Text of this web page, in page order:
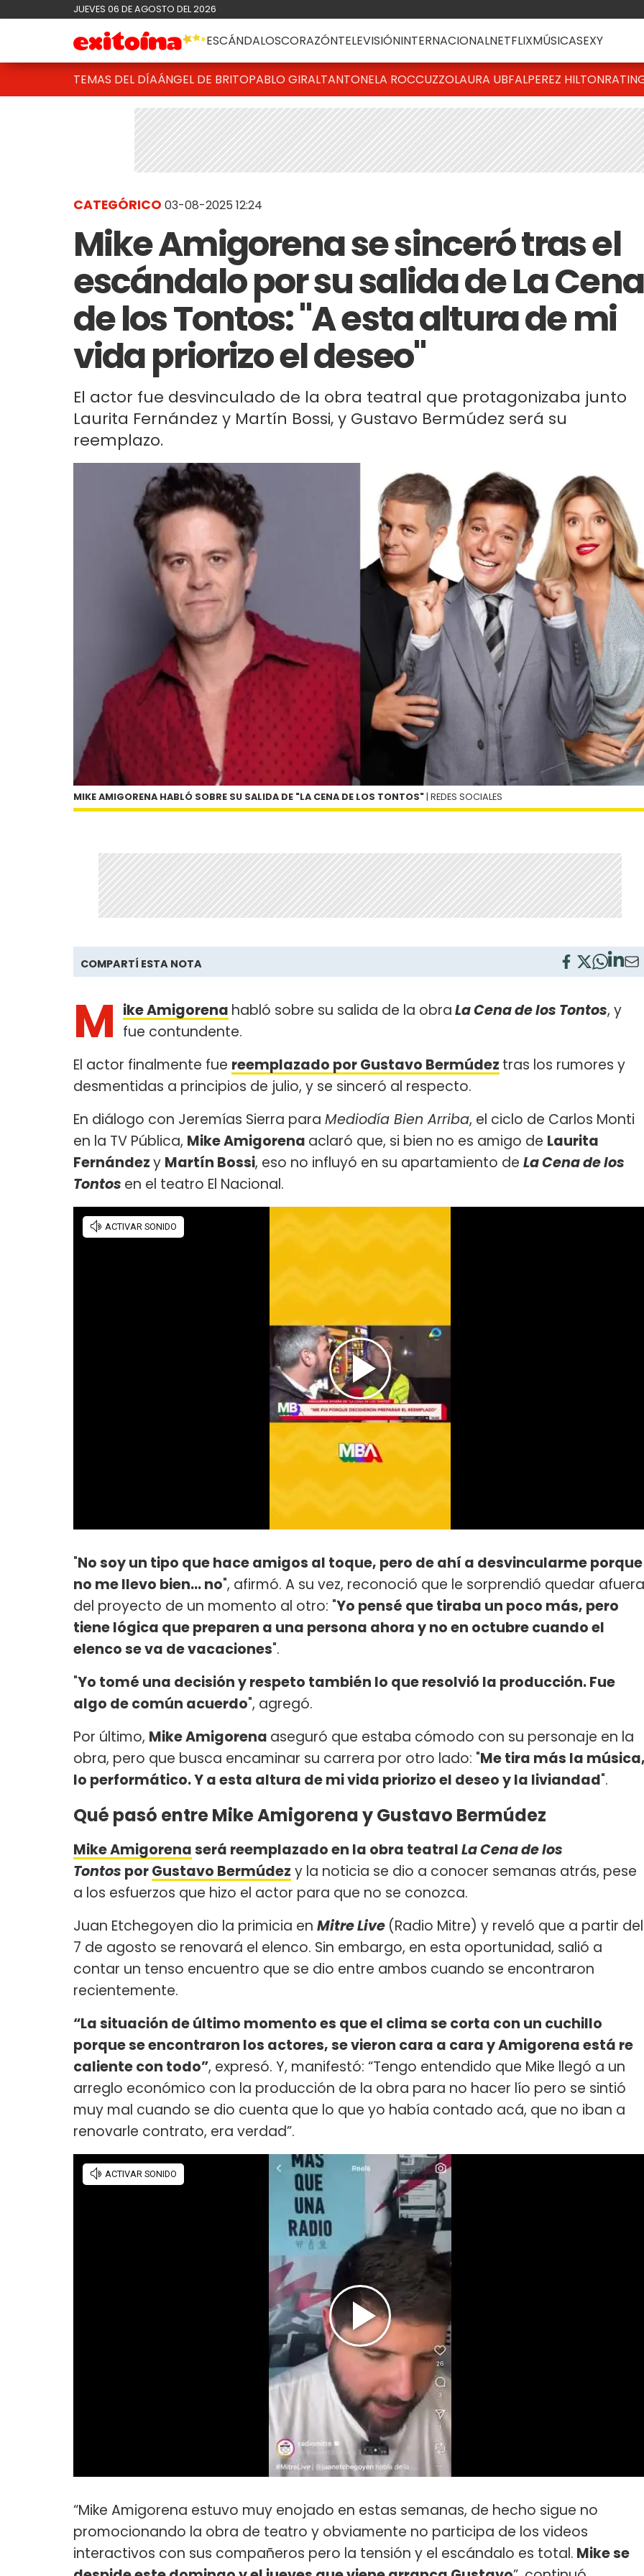
JUEVES 06 DE AGOSTO DEL 2026
ESCÁNDALOSCORAZÓNTELEVISIÓNINTERNACIONALNETFLIXMÚSICASEXY
TEMAS DEL DÍAÁNGEL DE BRITOPABLO GIRALTANTONELA ROCCUZZOLAURA UBFALPEREZ HILTON
CATEGÓRICO 03-08-2025 12:24
Mike Amigorena se sinceró tras el
escándalo por su salida de La Cena
de los Tontos: "A esta altura de mi
vida priorizo el deseo"
El actor fue desvinculado de la obra teatral que protagonizaba junto
Laurita Fernández y Martín Bossi, y Gustavo Bermúdez será su
reemplazo.
MIKE AMIGORENA HABLÓ SOBRE SU SALIDA DE "LA CENA DE LOS TONTOS" | REDES SOCIALES
COMPARTÍ ESTA NOTA
M ike Amigorena habló sobre su salida de la obraLa Cena de los Tontos, y
fue contundente.
El actor finalmente fue reemplazado por Gustavo Bermúdez tras los rumores y
desmentidas a principios de julio, y se sinceró al respecto.
En diálogo con Jeremías Sierra para Mediodía Bien Arriba, el ciclo de Carlos Monti
en la TV Pública, Mike Amigorena aclaró que, si bien no es amigo de Laurita
Fernándezy Martín Bossi, eso no influyó en su apartamiento de La Cena de los
Tontos en el teatro El Nacional.
"No soy un tipo que hace amigos al toque, pero de ahí a desvincularme porque
no me llevo bien... no", afirmó. A su vez, reconoció que le sorprendió quedar afuera
del proyecto de un momento al otro: "Yo pensé que tiraba un poco más, pero
tiene lógica que preparen a una persona ahora y no en octubre cuando el
elenco se va de vacaciones".
"Yo tomé una decisión y respeto también lo que resolvió la producción. Fue
algo de común acuerdo", agregó.
Por último, Mike Amigorena aseguró que estaba cómodo con su personaje en la
obra, pero que busca encaminar su carrera por otro lado: "Me tira más la
lo performático. Y a esta altura de mi vida priorizo el deseo y la liviandad".
Qué pasó entre Mike Amigorena y Gustavo Bermúdez
Mike Amigorenaserá reemplazado en la obra teatralLa Cena de los
Tontos porGustavo Bermúdez y la noticia se dio a conocer semanas atrás, pese
a los esfuerzos que hizo el actor para que no se conozca.
Juan Etchegoyen dio la primicia en Mitre Live (Radio Mitre) y reveló que a partir del
7 de agosto se renovará el elenco. Sin embargo, en esta oportunidad, salió a
contar un tenso encuentro que se dio entre ambos cuando se encontraron
recientemente.
“La situación de último momento es que el clima se corta con un cuchillo
porque se encontraron los actores, se vieron cara a cara y Amigorena está re
caliente con todo”, expresó. Y, manifestó: “Tengo entendido que Mike llegó a un
arreglo económico con la producción de la obra para no hacer lío pero se sintió
muy mal cuando se dio cuenta que lo que yo había contado acá, que no iban a
renovarle contrato, era verdad”.
“Mike Amigorena estuvo muy enojado en estas semanas, de hecho sigue no
promocionando la obra de teatro y obviamente no participa de los videos
interactivos con sus compañeros pero la tensión y el escándalo es total. Mike se